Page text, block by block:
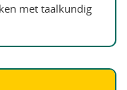
met taalkundig